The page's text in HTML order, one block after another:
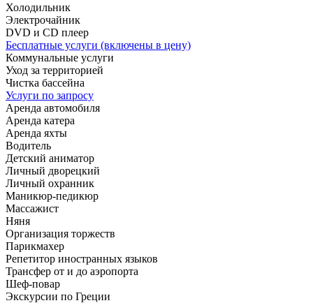
Холодильник
Электрочайник
DVD и CD плеер
Бесплатные услуги (включены в цену)
Коммунальные услуги
Уход за территорией
Чистка бассейна
Услуги по запросу
Аренда автомобиля
Аренда катера
Аренда яхты
Водитель
Детский аниматор
Личный дворецкий
Личный охранник
Маникюр-педикюр
Массажист
Няня
Организация торжеств
Парикмахер
Репетитор иностранных языков
Трансфер от и до аэропорта
Шеф-повар
Экскурсии по Греции